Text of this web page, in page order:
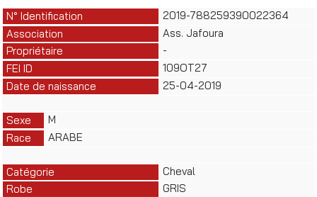
N° Identification
2019-788259390022364
Association
Ass. Jafoura
Propriétaire
-
FEI ID
109OT27
Date de naissance
25-04-2019
Sexe
M
Race
ARABE
Catégorie
Cheval
Robe
GRIS